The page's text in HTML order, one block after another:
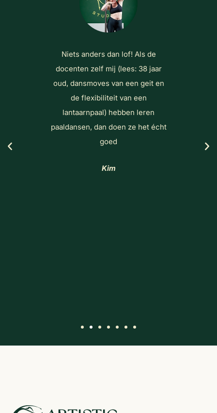
Niets anders dan lof! Als de
docenten zelf mij (lees: 38 jaar
oud, dansmoves van een geit en
de flexibiliteit van een
lantaarnpaal) hebben leren
paaldansen, dan doen ze het écht
goed
Kim